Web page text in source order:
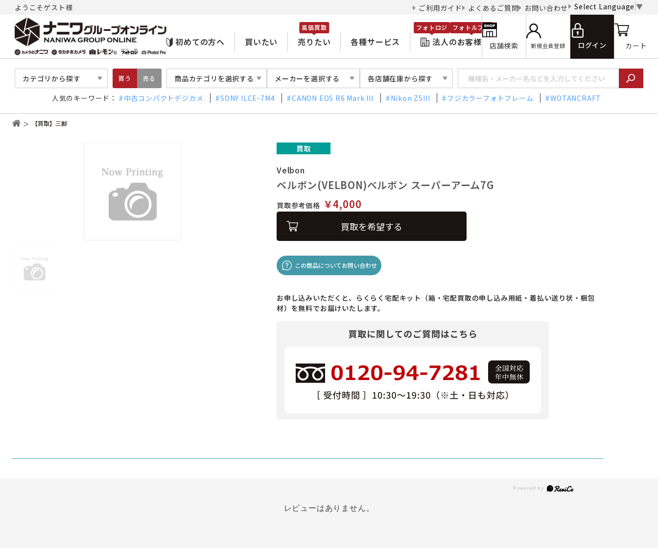
ようこそゲスト様 ご利用ガイド よくあるご質問 お問い合わせ Select Language ▼
初めての方へ 買いたい 売りたい
高価買取
各種サービス 法人のお客様
フォトロジ フォトルプロ
店舗検索 新規会員登録 ログイン カート
カテゴリから探す 買う 売る 商品カテゴリを選択する メーカーを選択する 各店舗在庫から探す
人気のキーワード： 中古コンパクトデジカメ SONY ILCE-7M4 CANON EOS R6 Mark III Nikon Z5III フジカラーフォトフレーム WOTANCRAFT
【買取】三脚
Velbon
ベルボン(VELBON)ベルボン スーパーアーム7G
買取参考価格 ￥4,000
買取を希望する
この商品についてお問い合わせ
お申し込みいただくと、らくらく宅配キット（箱・宅配買取の申し込み用紙・着払い送り状・梱包
材）を無料でお届けいたします。
レビューはありません。